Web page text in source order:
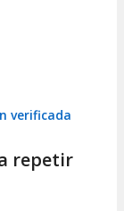
verificada
repetir